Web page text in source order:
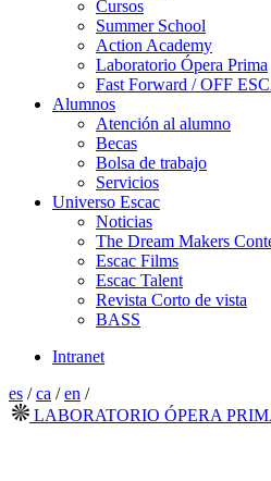
Cursos
Summer School
Action Academy
Laboratorio Ópera Prima
Fast Forward / OFF
Alumnos
Atención al alumno
Becas
Bolsa de trabajo
Servicios
Universo Escac
Noticias
The Dream Makers
Escac Films
Escac Talent
Revista Corto de vista
BASS
Intranet
es /ca /en /
ÓPERA PRIMA -